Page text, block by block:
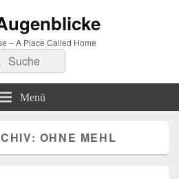
– A Place Called Home
Suchen
Menü
OHNE MEHL